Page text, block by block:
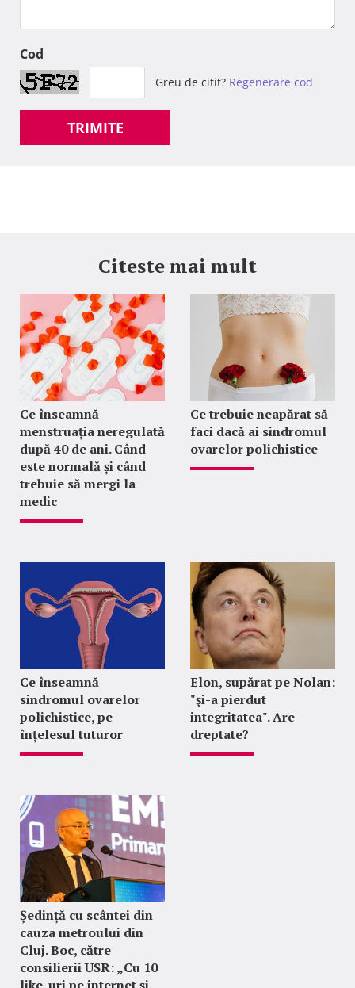
Cod
Greu de citit? Regenerare cod
TRIMITE
Citeste mai mult
Ce înseamnă
menstruația neregulată
după 40 de ani. Când
este normală și când
trebuie să mergi la
medic
Ce trebuie neapărat să
faci dacă ai sindromul
ovarelor polichistice
Ce înseamnă
sindromul ovarelor
polichistice, pe
înțelesul tuturor
Elon, supărat pe Nolan:
"şi-a pierdut
integritatea". Are
dreptate?
Ședință cu scântei din
cauza metroului din
Cluj. Boc, către
consilierii USR: „Cu 10